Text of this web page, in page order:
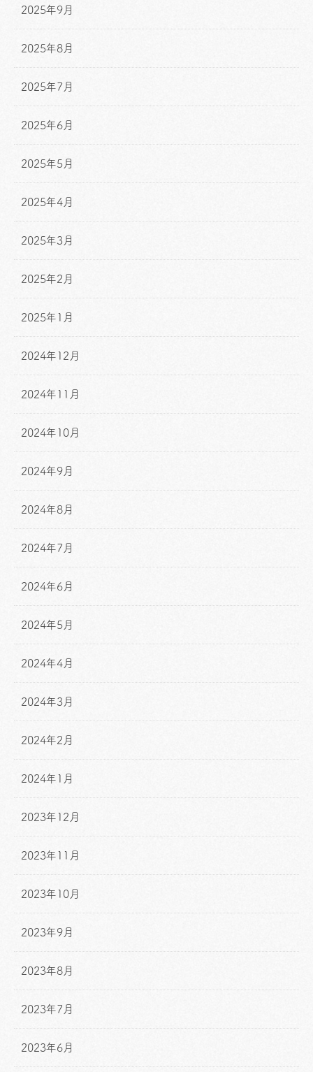
2025年9月
2025年8月
2025年7月
2025年6月
2025年5月
2025年4月
2025年3月
2025年2月
2025年1月
2024年12月
2024年11月
2024年10月
2024年9月
2024年8月
2024年7月
2024年6月
2024年5月
2024年4月
2024年3月
2024年2月
2024年1月
2023年12月
2023年11月
2023年10月
2023年9月
2023年8月
2023年7月
2023年6月